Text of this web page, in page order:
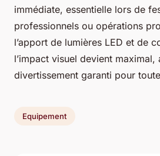
immédiate, essentielle lors de
professionnels ou opérations
l’apport de lumières LED et de
l’impact visuel devient maximal,
divertissement garanti pour
Equipement